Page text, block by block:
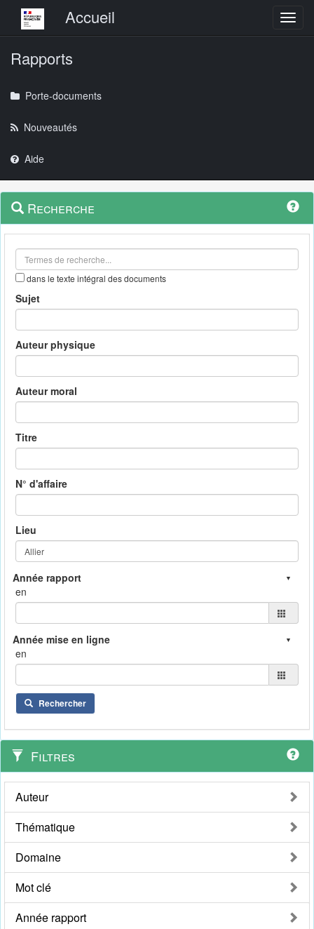
Menu principalAccueil
Rapports
Porte-documents
Nouveautés
Aide
Navigation
outils
Menu
contextuel
Recherche
dans le texte intégral des documents
Sujet
Auteur physique
Auteur moral
Titre
N° d'affaire
Lieu
en
en
Rechercher
Filtres
Auteur
Thématique
Domaine
Mot clé
Année rapport